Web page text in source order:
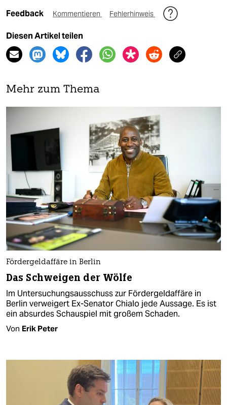
Feedback Kommentieren Fehlerhinweis
Diesen Artikel teilen
Mehr zum Thema
Fördergeldaffäre in Berlin
Das Schweigen der Wölfe
Im Untersuchungsausschuss zur Fördergeldaffäre in
Berlin verweigert Ex-Senator Chialo jede Aussage. Es ist
ein absurdes Schauspiel mit großem Schaden.
Von Erik Peter